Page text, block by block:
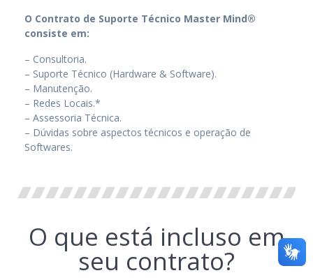
O Contrato de Suporte Técnico Master Mind®
consiste em:
– Consultoria.
– Suporte Técnico (Hardware & Software).
– Manutenção.
– Redes Locais.*
– Assessoria Técnica.
– Dúvidas sobre aspectos técnicos e operação de
Softwares.
O que está incluso em
seu contrato?